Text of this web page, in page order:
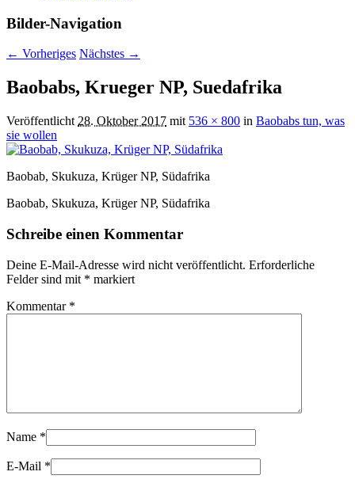
Bilder-Navigation
← Vorheriges Nächstes →
Baobabs, Krueger NP, Suedafrika
Veröffentlicht 28. Oktober 2017 mit 536 × 800 in Baobabs tun, was
sie wollen
Baobab, Skukuza, Krüger NP, Südafrika
Baobab, Skukuza, Krüger NP, Südafrika
Schreibe einen Kommentar
Deine E-Mail-Adresse wird nicht veröffentlicht. Erforderliche
Felder sind mit * markiert
Kommentar *
Name *
E-Mail *